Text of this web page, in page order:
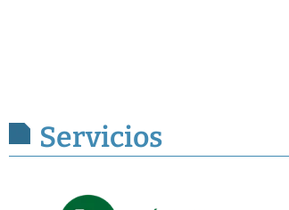
Servicios